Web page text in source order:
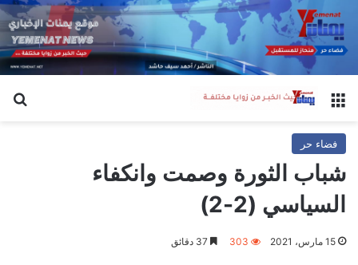
القائمة
فضاء حر
شباب الثورة وصمت وانكفاء
السياسي (2-2)
15 مارس، 2021 303